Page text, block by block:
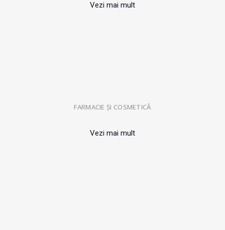
Vezi mai mult
FARMACIE ȘI COSMETICĂ
Vezi mai mult